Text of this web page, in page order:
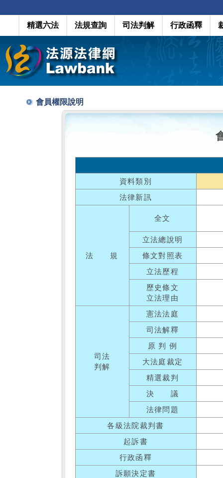
精選六法 法規查詢 司法判解 行政函釋
會員權限說明
資料類別
法律新訊
法 規
全文
立法總說明
條文對照表
立法歷程
歷史條文
立法理由
司法
判解
憲法法庭
司法解釋
原 判 例
大法庭裁定
精選裁判
決 議
法律問題
各級法院裁判書
起訴書
行政函釋
訴願決定書